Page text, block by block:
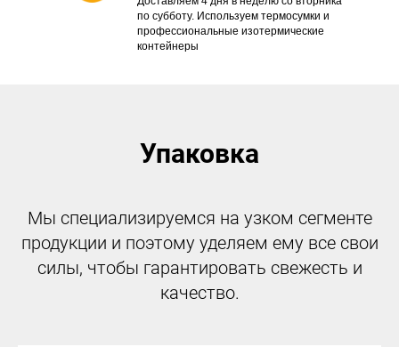
по субботу. Используем термосумки и
профессиональные изотермические
контейнеры
Упаковка
Мы специализируемся на узком сегменте
продукции и поэтому уделяем ему все свои
силы, чтобы гарантировать свежесть и
качество.